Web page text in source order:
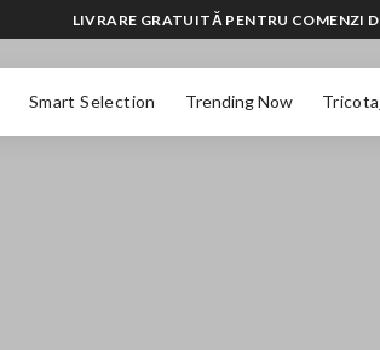
Smart Selection Trending Now
LIVRARE GRATUITĂ PENTRU COMENZI